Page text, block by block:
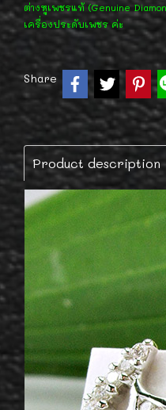
ต่างหูเพชรแท้ (Genuine
เครื่องประดับเพชร ค่ะ
Share
Product description